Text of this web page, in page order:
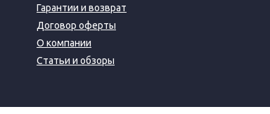
Гарантии и возврат
Договор оферты
О компании
Статьи и обзоры